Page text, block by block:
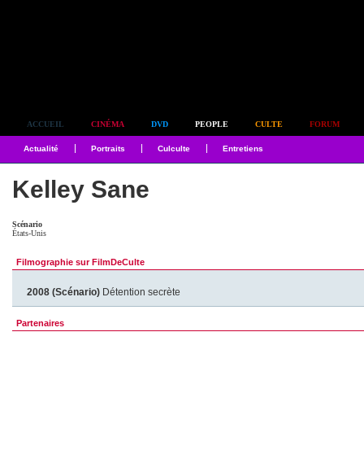
ACCUEIL CINÉMA DVD PEOPLE CULTE FORUM
Actualité Portraits Culculte Entretiens
Kelley Sane
Scénario
États-Unis
Filmographie sur FilmDeCulte
2008 (Scénario) Détention secrète
Partenaires